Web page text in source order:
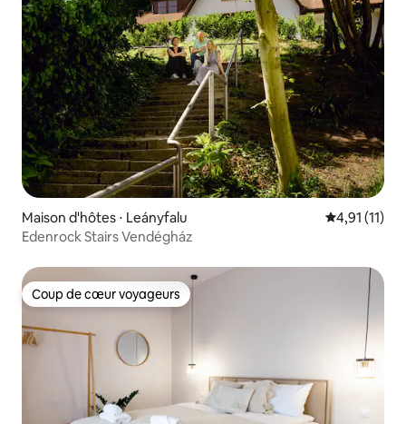
Maison d'hôtes ⋅ Leányfalu Évaluation
4,91 (11)
Edenrock Stairs Vendégház
Coup de cœur voyageurs
Coup de cœur voyageurs